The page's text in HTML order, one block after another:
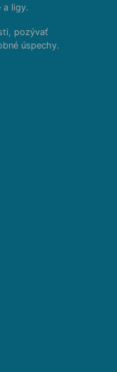
a ligy.
pozývať
úspechy.